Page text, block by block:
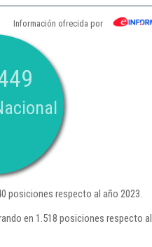
Información ofrecida por
posiciones respecto al año 2023.
en 1.518 posiciones respecto al